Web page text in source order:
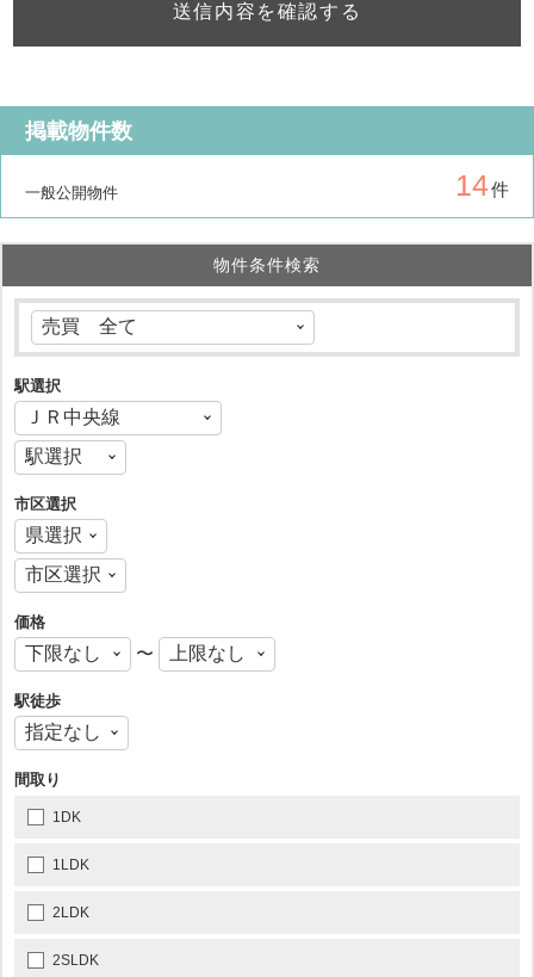
送信内容を確認する
掲載物件数
一般公開物件 14件
物件条件検索
駅選択
市区選択
価格
〜
駅徒歩
間取り
1DK
1LDK
2LDK
2SLDK